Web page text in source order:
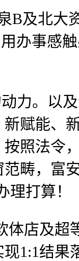
及北大资
办事感
力。以及
赋能、
照法令
畴，富
打算！
店及超
1:1结果